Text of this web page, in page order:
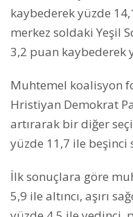
kaybederek yüzde
merkez soldaki Yeşil
3,2 puan kaybederek
Muhtemel koalisyon
Hristiyan Demokrat
artırarak bir diğer
yüzde 11,7 ile beşinci
İlk sonuçlara göre
5,9 ile altıncı, aşırı